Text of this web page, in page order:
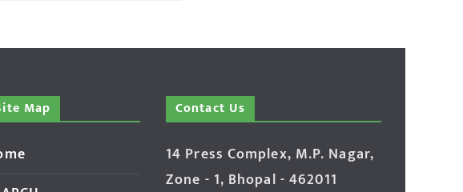
Map Contact Us
14 Press Complex, M.P. Nagar,
Zone - 1, Bhopal - 462011